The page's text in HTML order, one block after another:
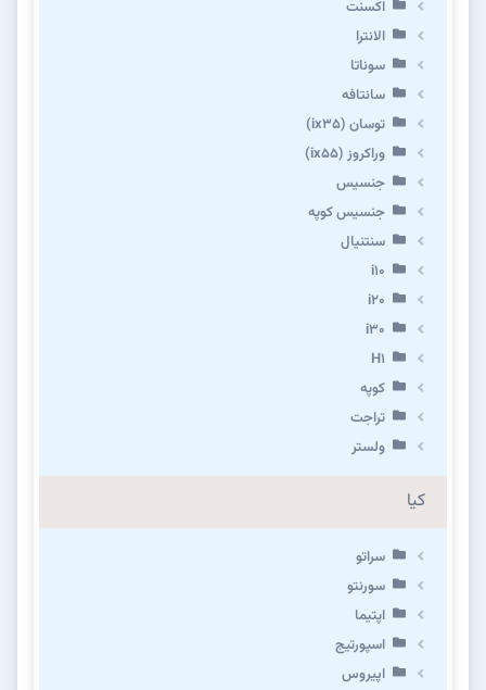
اکسنت
الانترا
سوناتا
سانتافه
توسان (ix35)
وراکروز (ix55)
جنسیس
جنسیس کوپه
سنتنیال
i10
i20
i30
H1
کوپه
تراجت
ولستر
کیا
سراتو
سورنتو
اپتیما
اسپورتیج
اپیروس